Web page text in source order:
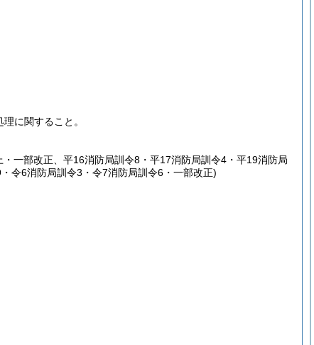
に関すること。
一部改正、平16消防局訓令8・平17消防局訓令4・平19消防局
令6消防局訓令3・令7消防局訓令6・一部改正)